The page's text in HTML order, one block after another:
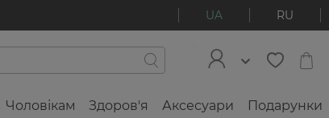
UA RU
Чоловікам Здоров'я Аксесуари Подарунки